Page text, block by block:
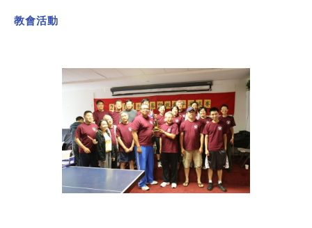
教會活動